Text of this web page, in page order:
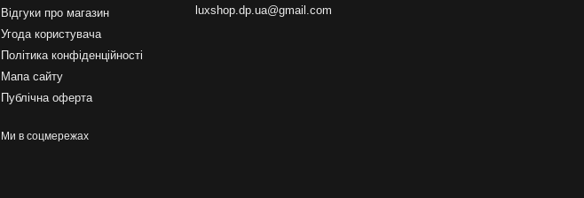
Відгуки про магазин
Угода користувача
Політика конфіденційності
Мапа сайту
Публічна оферта
Ми в соцмережах
luxshop.dp.ua@gmail.com